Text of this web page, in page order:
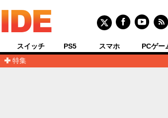
特集
スイッチ PS5 スマホ PCゲー